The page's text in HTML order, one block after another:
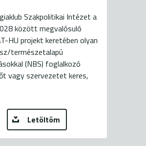
Szakpolitikai Intézet a
között megvalósuló
HU projekt keretében olyan
természetalapú
(NBS) foglalkozó
vagy szervezetet keres,
Letöltöm